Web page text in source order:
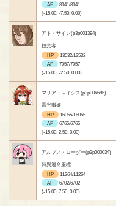
AP
8341/8341
(-15.00, -7.50, 0.00)
アト・サイン(p3p001394)
観光客
HP
13532/13532
AP
7057/7057
(-15.00, -2.50, 0.00)
マリア・レイシス(p3p006685)
雷光殲姫
HP
16055/16055
AP
6765/6765
(-15.00, 2.50, 0.00)
アルプス・ローダー(p3p000034)
特異運命座標
HP
11264/11264
AP
6702/6702
(-15.00, 7.50, 0.00)